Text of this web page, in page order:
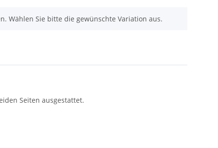
Wählen Sie bitte die gewünschte Variation aus.
Seiten ausgestattet.